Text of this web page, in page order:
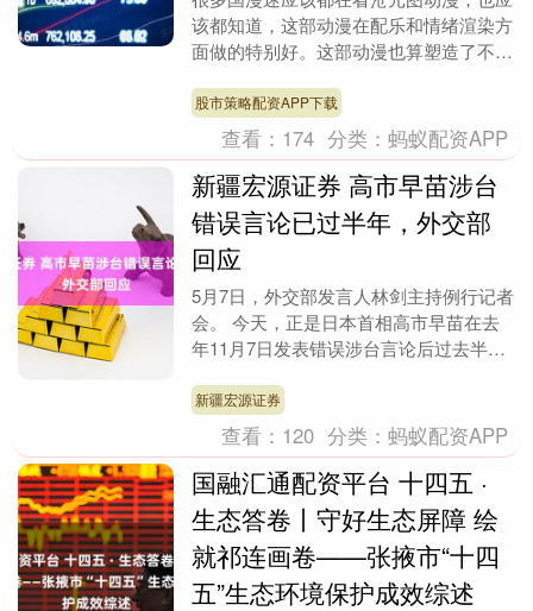
该都知道，这部动漫在配乐和情绪渲染方
面做的特别好。这部动漫也算塑造了不少
大放光彩。 如今....
股市策略配资APP下载
查看： 174 分类：蚂蚁配资APP
新疆宏源证券 高市早苗涉台
错误言论已过半年，外交部
回应
5月7日，外交部发言人林剑主持例行记者
会。 今天，正是日本首相高市早苗在去
年11月7日发表错误涉台言论后过去半
中方对此有何评....
新疆宏源证券
查看： 120 分类：蚂蚁配资APP
国融汇通配资平台 十四五 ·
生态答卷丨守好生态屏障 绘
就祁连画卷——张掖市“十四
五”生态环境保护成效综述